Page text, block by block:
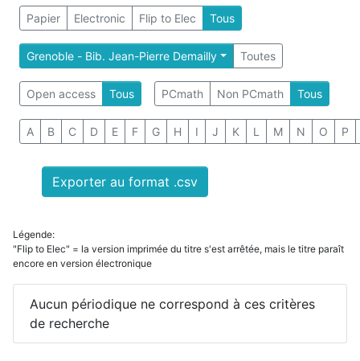
Papier Electronic Flip to Elec Tous
Grenoble - Bib. Jean-Pierre Demailly Toutes
Open access Tous PCmath Non PCmath Tous
A B C D E F G H I J K L M N O P
Exporter au format .csv
Légende:
"Flip to Elec" = la version imprimée du titre s'est arrêtée, mais le titre paraît
encore en version électronique
Aucun périodique ne correspond à ces critères
de recherche